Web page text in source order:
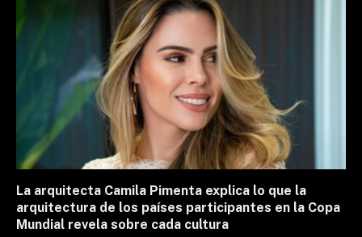
La arquitecta Camila Pimenta explica lo que la
arquitectura de los países participantes en la Copa
Mundial revela sobre cada cultura